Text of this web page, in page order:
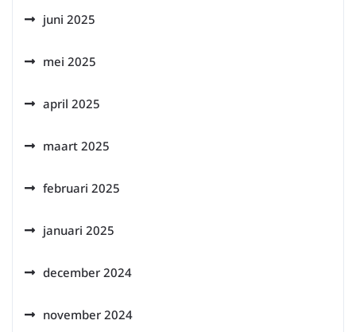
juni 2025
mei 2025
april 2025
maart 2025
februari 2025
januari 2025
december 2024
november 2024